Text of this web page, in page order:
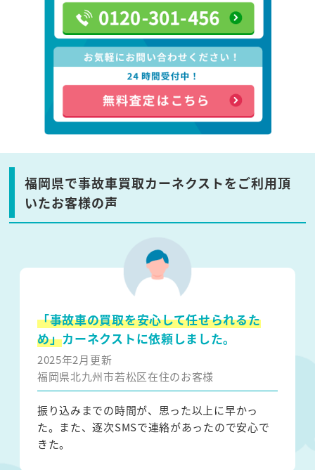
福岡県で事故車買取カーネクストをご利用頂
いたお客様の声
「事故車の買取を安心して任せられるた
め」カーネクストに依頼しました。
2025年2月更新
福岡県北九州市若松区在住のお客様
振り込みまでの時間が、思った以上に早かっ
た。また、逐次SMSで連絡があったので安心で
きた。